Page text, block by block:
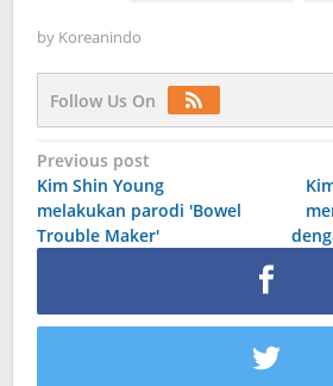
by Koreanindo
Follow Us On
Post
navigation
Previous post
Kim Shin Young
melakukan parodi 'Bowel
Trouble Maker'